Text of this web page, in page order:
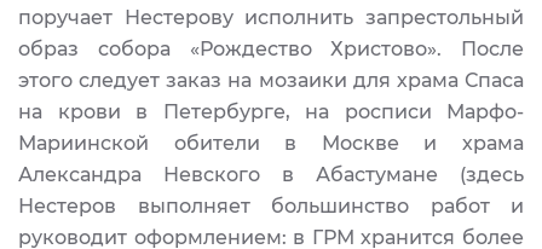
поручает Нестерову исполнить запрестольный
образ собора «Рождество Христово». После
этого следует заказ на мозаики для храма Спаса
на крови в Петербурге, на росписи Марфо-
Мариинской обители в Москве и храма
Александра Невского в Абастумане (здесь
Нестеров выполняет большинство работ и
руководит оформлением: в ГРМ хранится более